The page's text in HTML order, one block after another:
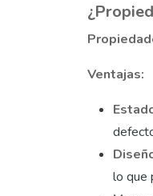
Ventajas:
lo que